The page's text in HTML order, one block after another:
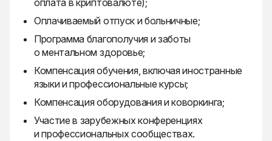
оплата в криптовалюте);
Оплачиваемый отпуск и больничные;
Программа благополучия и заботы
о ментальном здоровье;
Компенсация обучения, включая иностранные
языки и профессиональные курсы;
Компенсация оборудования и коворкинга;
Участие в зарубежных конференциях
и профессиональных сообществах.